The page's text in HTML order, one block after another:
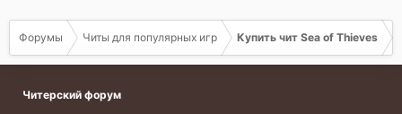
Форумы Читы для популярных игр Купить чит Sea of Thieves
Читерский форум